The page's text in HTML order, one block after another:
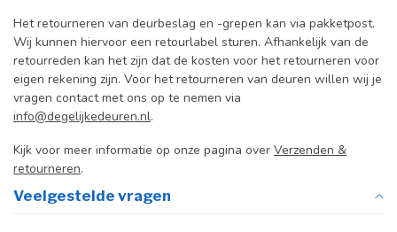
Het retourneren van deurbeslag en -grepen kan via pakketpost.
Wij kunnen hiervoor een retourlabel sturen. Afhankelijk van de
retourreden kan het zijn dat de kosten voor het retourneren voor
eigen rekening zijn. Voor het retourneren van deuren willen wij je
vragen contact met ons op te nemen via
info@degelijkedeuren.nl.
Kijk voor meer informatie op onze pagina over Verzenden &
retourneren.
Veelgestelde vragen